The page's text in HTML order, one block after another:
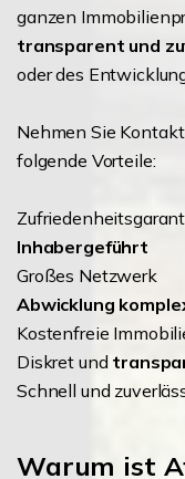
ganzen
transparent und
oder des
Nehmen Sie
folgende Vorteile:
Inhabergeführt
Großes Netzwerk
Abwicklung
Kostenfreie
Diskret und
Schnell und
Warum ist